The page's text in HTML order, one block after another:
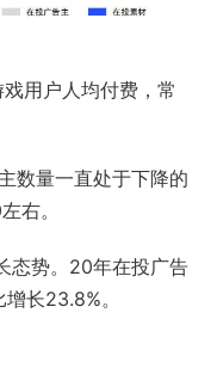
用户人均付费，常
数量一直处于下降的
右。
态势。20年在投广告
长23.8%。